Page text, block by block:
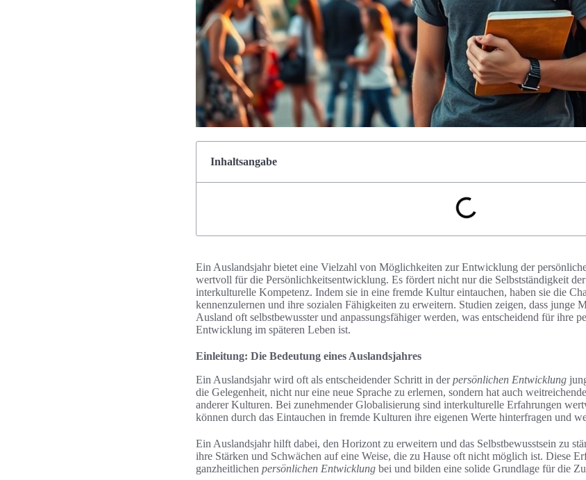
Inhaltsangabe
Ein Auslandsjahr bietet eine Vielzahl von Möglichkeiten zur Entwicklung der
wertvoll für die Persönlichkeitsentwicklung. Es fördert nicht nur die Selbstständigkeit
interkulturelle Kompetenz. Indem sie in eine fremde Kultur eintauchen, haben sie die
kennenzulernen und ihre sozialen Fähigkeiten zu erweitern. Studien zeigen, dass junge
Ausland oft selbstbewusster und anpassungsfähiger werden, was entscheidend für ihre
Entwicklung im späteren Leben ist.
Einleitung: Die Bedeutung eines Auslandsjahres
Ein Auslandsjahr wird oft als entscheidender Schritt in derpersönlichen Entwicklung
die Gelegenheit, nicht nur eine neue Sprache zu erlernen, sondern hat auch weitreichende
anderer Kulturen. Bei zunehmender Globalisierung sind interkulturelle Erfahrungen
können durch das Eintauchen in fremde Kulturen ihre eigenen Werte hinterfragen und
Ein Auslandsjahr hilft dabei, den Horizont zu erweitern und das Selbstbewusstsein zu
ihre Stärken und Schwächen auf eine Weise, die zu Hause oft nicht möglich ist. Diese
ganzheitlichen persönlichen Entwicklung bei und bilden eine solide Grundlage für die